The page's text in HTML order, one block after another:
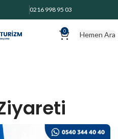
0216 998 95 03
0 Hemen Ara